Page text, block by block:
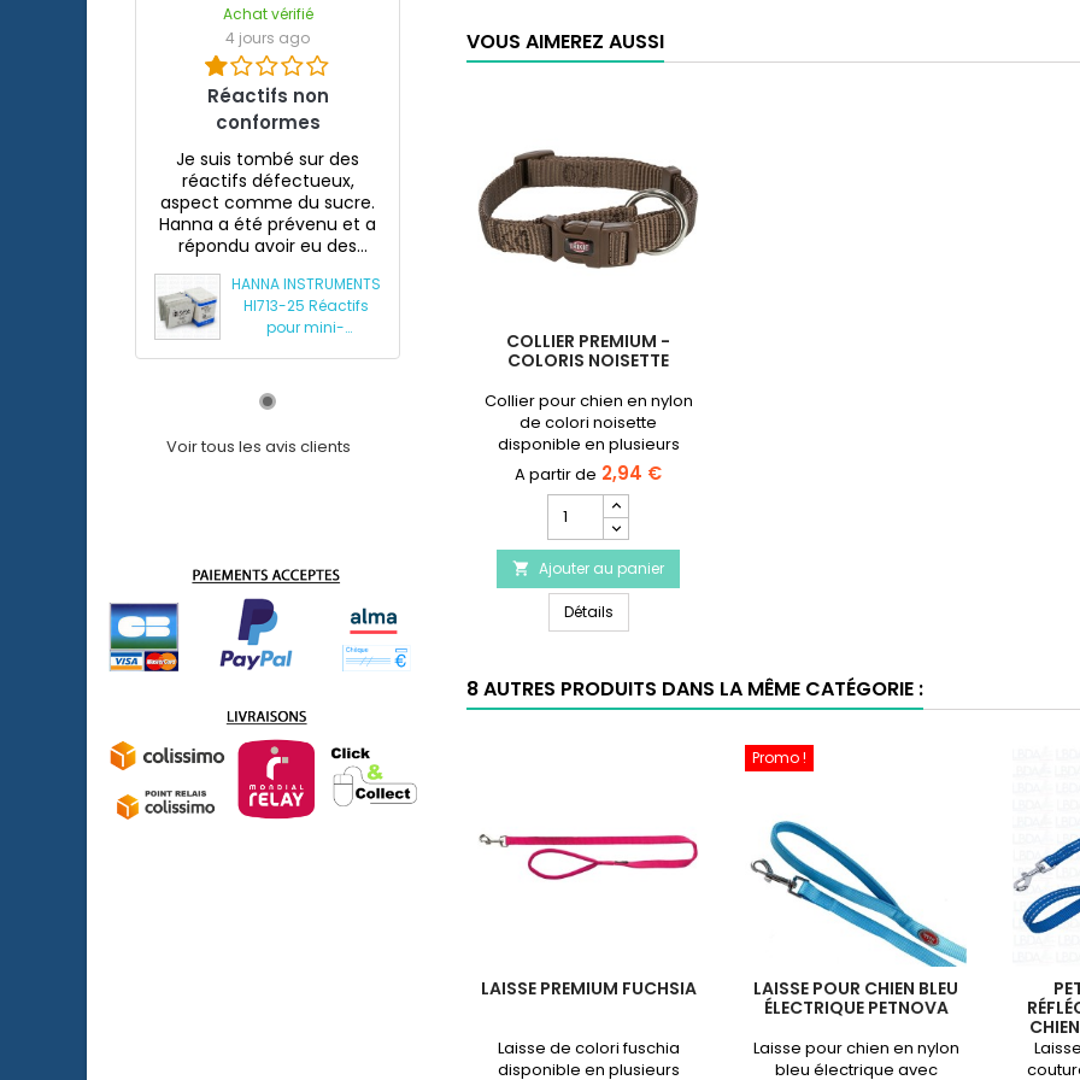
Achat vérifié
4 jours ago
Réactifs non
conformes
Je suis tombé sur des
réactifs défectueux,
aspect comme du sucre.
Hanna a été prévenu et a
répondu avoir eu des
HANNA INSTRUMENTS
HI713-25 Réactifs
pour mini-
Voir tous les avis clients
VOUS AIMEREZ AUSSI
COLLIER PREMIUM -
COLORIS NOISETTE
Collier pour chien en nylon
de colori noisette
disponible en plusieurs
tailles.2,94 €
quantité
du
produit
Collier
Premium
-
Noisette
 Ajouter au panier
DétailsCollier Premium - Coloris Noisette
8 AUTRES PRODUITS DANS LA MÊME CATÉGORIE :
LAISSE PREMIUM FUCHSIA
Laisse de colori fuschia
disponible en plusieurs
Promo !
LAISSE POUR CHIEN BLEU
ÉLECTRIQUE PETNOVA
Laisse pour chien en nylon
bleu électrique avec